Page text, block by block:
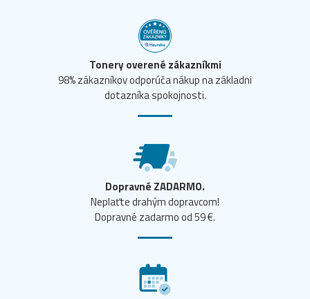
Tonery overené zákazníkmi
98% zákazníkov odporúča nákup na základni
dotazníka spokojnosti.
Dopravné ZADARMO.
Neplaťte drahým dopravcom!
Dopravné zadarmo od 59 €.